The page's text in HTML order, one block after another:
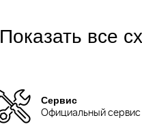
Показать все
Сервис
Официальный сервис